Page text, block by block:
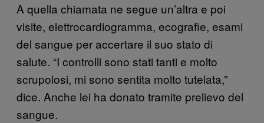
A quella chiamata ne segue un’altra e poi
visite, elettrocardiogramma, ecografie, esami
del sangue per accertare il suo stato di
salute. “I controlli sono stati tanti e molto
scrupolosi, mi sono sentita molto tutelata,”
dice. Anche lei ha donato tramite prelievo del
sangue.